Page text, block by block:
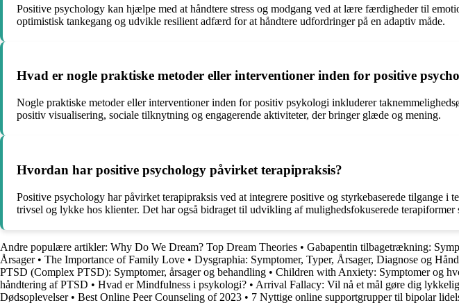
Positive psychology kan hjælpe med at håndtere stress og modgang ved at lære færdigheder til
optimistisk tankegang og udvikle resilient adfærd for at håndtere udfordringer på en adaptiv måde.
Hvad er nogle praktiske metoder eller interventioner inden for positive
Nogle praktiske metoder eller interventioner inden for positiv psykologi inkluderer
positiv visualisering, sociale tilknytning og engagerende aktiviteter, der bringer glæde og mening.
Hvordan har positive psychology påvirket terapipraksis?
Positive psychology har påvirket terapipraksis ved at integrere positive og styrkebaserede tilgange
trivsel og lykke hos klienter. Det har også bidraget til udvikling af mulighedsfokuserede terapiformer
Andre populære artikler: Why Do We Dream? Top Dream Theories • Gabapentin tilbagetrækning:
Årsager • The Importance of Family Love • Dysgraphia: Symptomer, Typer, Årsager, Diagnose og
PTSD (Complex PTSD): Symptomer, årsager og behandling • Children with Anxiety: Symptomer og
håndtering af PTSD • Hvad er Mindfulness i psykologi? • Arrival Fallacy: Vil nå et mål gøre dig
Dødsoplevelser• Best Online Peer Counseling of 2023 • 7 Nyttige online supportgrupper til bipolar